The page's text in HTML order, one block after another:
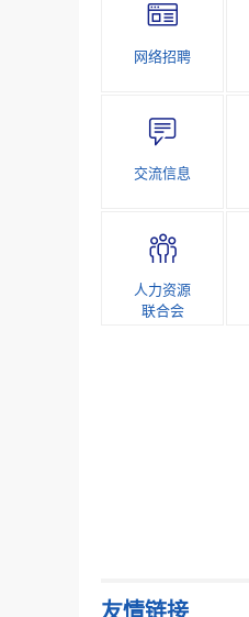
网络招聘
交流信息
人力资源
联合会
友情链接